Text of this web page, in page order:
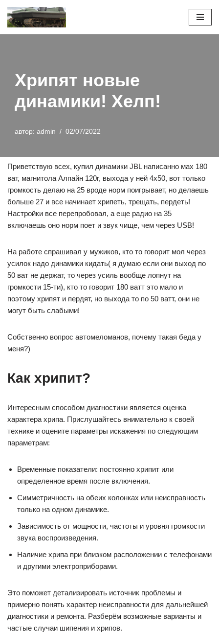
Перейти
Хрипят новые
динамики! Хелп!
автор: admin 02/07/2022
Приветствую всех, купил динамики JBL написанно мах 180
ват, магнитола Алпайн 120r, выхода у ней 4х50, вот только
громкость делаю на 25 вроде норм поигрывает, но делаешь
больше 27 и все начинает хрипеть, трещать, пердеть!
Настройки все перепробовал, а еще радио на 35
включаешь оно норм поет и звук чище, чем через USB!
На работе спрашивал у мужиков, кто то говорит мол через
усилок надо динамики кидать( я думаю если они выход по
50 ват не держат, то через усиль вообще лопнут на
громкости 15-ти), кто то говорит 180 ватт это мало и
поэтому хрипят и пердят, но выхода то по 50 ватт, они не
могут быть слабыми!
Собственно вопрос автомеломанов, почему такая беда у
меня?)
Как хрипит?
Интересным способом диагностики является оценка
характера хрипа. Прислушайтесь внимательно к своей
технике и оцените параметры искажения по следующим
параметрам:
Временные показатели: постоянно хрипит или
определенное время после включения.
Симметричность на обеих колонках или неисправность
только на одном динамике.
Зависимость от мощности, частоты и уровня громкости
звука воспроизведения.
Наличие хрипа при близком расположении с телефонами
и другими электроприборами.
Это поможет детализировать источник проблемы и
примерно понять характер неисправности для дальнейшей
диагностики и ремонта. Разберём возможные варианты и
частые случаи шипения и хрипов.